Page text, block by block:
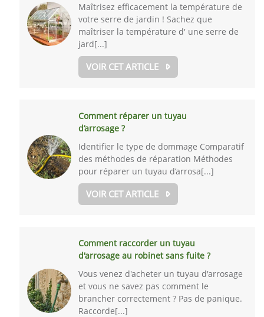
Maîtrisez efficacement la température de
votre serre de jardin ! Sachez que
maîtriser la température d' une serre de
jard[...]
VOIR CET ARTICLE
Comment réparer un tuyau
d’arrosage ?
Identifier le type de dommage Comparatif
des méthodes de réparation Méthodes
pour réparer un tuyau d’arrosa[...]
VOIR CET ARTICLE
Comment raccorder un tuyau
d'arrosage au robinet sans fuite ?
Vous venez d'acheter un tuyau d'arrosage
et vous ne savez pas comment le
brancher correctement ? Pas de panique.
Raccorde[...]